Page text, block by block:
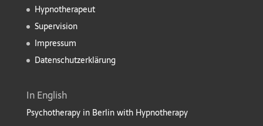
Hypnotherapeut
Supervision
Impressum
Datenschutzerklärung
In English
Psychotherapy in Berlin with Hypnotherapy